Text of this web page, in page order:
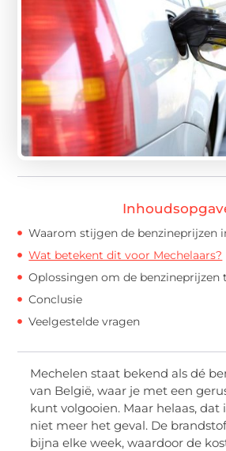
Waarom stijgen de benzineprijzen
Wat betekent dit voor Mechelaars?
Oplossingen om de benzineprijzen
Conclusie
Veelgestelde vragen
Mechelen staat bekend als dé
van België, waar je met een
kunt volgooien. Maar helaas, dat
niet meer het geval. De
bijna elke week, waardoor de